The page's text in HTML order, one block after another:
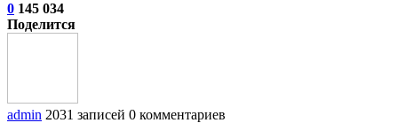
0 145 034
Поделится
admin 2031 записей 0 комментариев